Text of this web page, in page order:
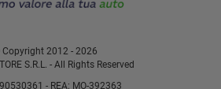
2012 - 2026
S.R.L. - All Rights Reserved
- REA: MO-392363